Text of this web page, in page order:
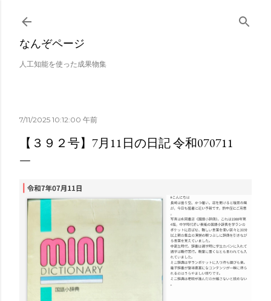
スキップしてメイン コンテンツに移動
なんぞページ
人工知能を使った成果物集
7/11/2025 10:12:00 午前
【３９２号】7月11日の日記 令和070711